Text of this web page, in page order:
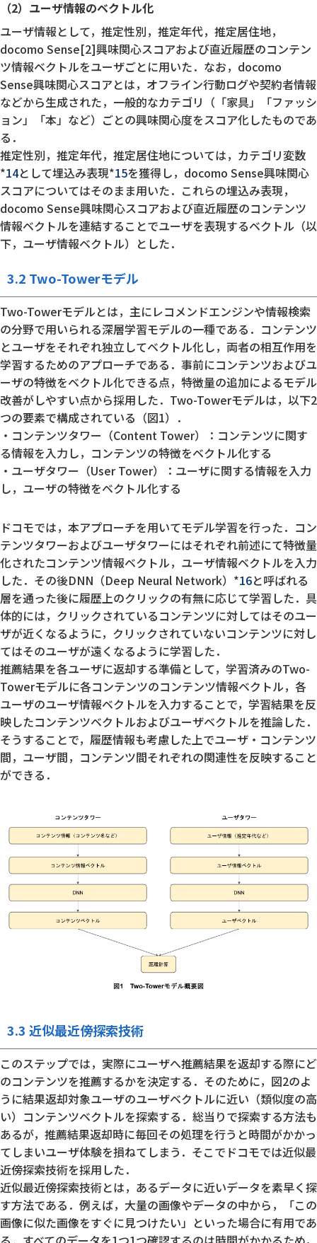
（2）ユーザ情報のベクトル化
ユーザ情報として，推定性別，推定年代，推定居住地，
docomo Sense[2]興味関心スコアおよび直近履歴のコンテン
ツ情報ベクトルをユーザごとに用いた．なお，docomo
Sense興味関心スコアとは，オフライン行動ログや契約者情報
などから生成された，一般的なカテゴリ（「家具」「ファッシ
ョン」「本」など）ごとの興味関心度をスコア化したものであ
る．
推定性別，推定年代，推定居住地については，カテゴリ変数
*14として埋込み表現*15を獲得し，docomo Sense興味関心
スコアについてはそのまま用いた．これらの埋込み表現，
docomo Sense興味関心スコアおよび直近履歴のコンテンツ
情報ベクトルを連結することでユーザを表現するベクトル（以
下，ユーザ情報ベクトル）とした．
3.2 Two-Towerモデル
Two-Towerモデルとは，主にレコメンドエンジンや情報検索
の分野で用いられる深層学習モデルの一種である．コンテンツ
とユーザをそれぞれ独立してベクトル化し，両者の相互作用を
学習するためのアプローチである．事前にコンテンツおよびユ
ーザの特徴をベクトル化できる点，特徴量の追加によるモデル
改善がしやすい点から採用した．Two-Towerモデルは，以下2
つの要素で構成されている（図1）．
コンテンツタワー（Content Tower）：コンテンツに関す
る情報を入力し，コンテンツの特徴をベクトル化する
ユーザタワー（User Tower）：ユーザに関する情報を入力
し，ユーザの特徴をベクトル化する
ドコモでは，本アプローチを用いてモデル学習を行った．コン
テンツタワーおよびユーザタワーにはそれぞれ前述にて特徴量
化されたコンテンツ情報ベクトル，ユーザ情報ベクトルを入力
した．その後DNN（Deep Neural Network）*16と呼ばれる
層を通った後に履歴上のクリックの有無に応じて学習した．具
体的には，クリックされているコンテンツに対してはそのユー
ザが近くなるように，クリックされていないコンテンツに対し
てはそのユーザが遠くなるように学習した．
推薦結果を各ユーザに返却する準備として，学習済みのTwo-
Towerモデルに各コンテンツのコンテンツ情報ベクトル，各
ユーザのユーザ情報ベクトルを入力することで，学習結果を反
映したコンテンツベクトルおよびユーザベクトルを推論した．
そうすることで，履歴情報も考慮した上でユーザ・コンテンツ
間，ユーザ間，コンテンツ間それぞれの関連性を反映すること
ができる．
3.3 近似最近傍探索技術
このステップでは，実際にユーザへ推薦結果を返却する際にど
のコンテンツを推薦するかを決定する．そのために，図2のよ
うに結果返却対象ユーザのユーザベクトルに近い（類似度の高
い）コンテンツベクトルを探索する．総当りで探索する方法も
あるが，推薦結果返却時に毎回その処理を行うと時間がかかっ
てしまいユーザ体験を損ねてしまう．そこでドコモでは近似最
近傍探索技術を採用した．
近似最近傍探索技術とは，あるデータに近いデータを素早く探
す方法である．例えば，大量の画像やデータの中から，「この
画像に似た画像をすぐに見つけたい」といった場合に有用であ